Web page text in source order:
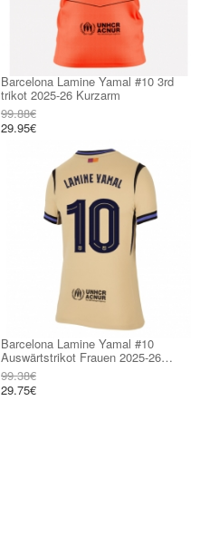
Barcelona Lamine Yamal #10 3rd
trikot 2025-26 Kurzarm
99.88€
29.95€
Barcelona Lamine Yamal #10
Auswärtstrikot Frauen 2025-26
Kurzarm
99.38€
29.75€